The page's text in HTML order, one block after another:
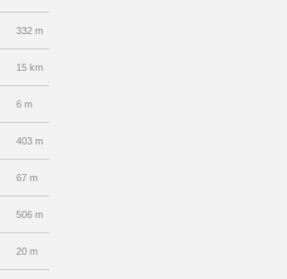
332 m
15 km
6 m
403 m
67 m
506 m
20 m